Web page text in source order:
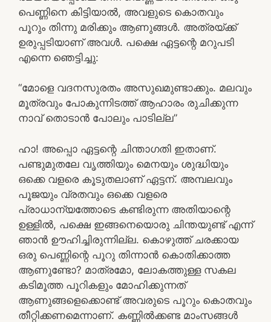
പെണ്ണിനെ കിട്ടിയാല്‍, അവളുടെ കൊതവും
പൂറും തിന്നു മരിക്കും ആണുങ്ങള്‍. അത്രയ്ക്ക്
ഉരുപ്പടിയാണ് അവള്‍. പക്ഷെ ഏട്ടന്റെ മറുപടി
എന്നെ ഞെട്ടിച്ചു:
“മോളെ വദനസുരതം അസുഖമുണ്ടാക്കും. മലവും
മൂത്രവും പോകുന്നിടത്ത് ആഹാരം രുചിക്കുന്ന
നാവ് തൊടാന്‍ പോലും പാടില്ല”
ഹാ! അപ്പൊ ഏട്ടന്റെ ചിന്താഗതി ഇതാണ്.
പണ്ടുമുതലേ വൃത്തിയും മെനയും ശുദ്ധിയും
ഒക്കെ വളരെ കൂടുതലാണ് ഏട്ടന്. അമ്പലവും
പൂജയും വ്രതവും ഒക്കെ വളരെ
പ്രാധാന്യത്തോടെ കണ്ടിരുന്ന അതിയാന്റെ
ഉള്ളില്‍, പക്ഷെ ഇങ്ങനെയൊരു ചിന്തയുണ്ട് എന്ന്
ഞാന്‍ ഊഹിച്ചിരുന്നില്ല. കൊഴുത്ത് ചരക്കായ
ഒരു പെണ്ണിന്റെ പൂറു തിന്നാന്‍ കൊതിക്കാത്ത
ആണുണ്ടോ? മാത്രമോ, ലോകത്തുള്ള സകല
കടിമൂത്ത പൂറികളും മോഹിക്കുന്നത്
ആണുങ്ങളെക്കൊണ്ട് അവരുടെ പൂറും കൊതവും
തീറ്റിക്കണമെന്നാണ്. കണ്ണില്‍ക്കണ്ട മാംസങ്ങള്‍